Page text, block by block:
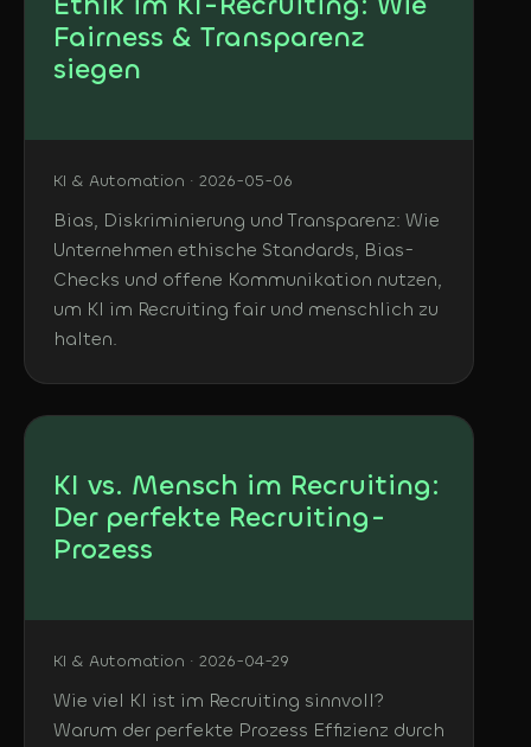
Fairness & Transparenz
siegen
KI & Automation · 2026-05-06
Bias, Diskriminierung und Transparenz: Wie
Unternehmen ethische Standards, Bias-
Checks und offene Kommunikation nutzen,
um KI im Recruiting fair und menschlich zu
halten.
KI vs. Mensch im Recruiting:
Der perfekte Recruiting-
Prozess
KI & Automation · 2026-04-29
Wie viel KI ist im Recruiting sinnvoll?
Warum der perfekte Prozess Effizienz durch